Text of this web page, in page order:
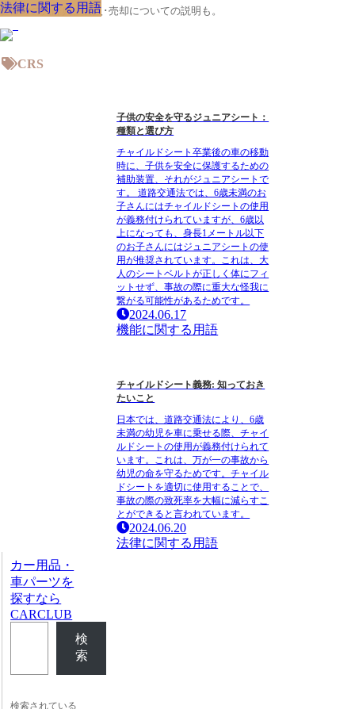
クルマの大辞典、購入･売却についての説明も。
CRS
機能に関する用語
子供の安全を守るジュニアシート：
種類と選び方
チャイルドシート卒業後の車の移動
時に、子供を安全に保護するための
補助装置、それがジュニアシートで
す。 道路交通法では、6歳未満のお
子さんにはチャイルドシートの使用
が義務付けられていますが、6歳以
上になっても、身長1メートル以下
のお子さんにはジュニアシートの使
用が推奨されています。これは、大
人のシートベルトが正しく体にフィ
ットせず、事故の際に重大な怪我に
繋がる可能性があるためです。
2024.06.17
機能に関する用語
法律に関する用語
チャイルドシート義務: 知っておき
たいこと
日本では、道路交通法により、6歳
未満の幼児を車に乗せる際、チャイ
ルドシートの使用が義務付けられて
います。これは、万が一の事故から
幼児の命を守るためです。チャイル
ドシートを適切に使用することで、
事故の際の致死率を大幅に減らすこ
とができると言われています。
2024.06.20
法律に関する用語
カー用品・
車パーツを
探すなら
CARCLUB
検
索
検索されている